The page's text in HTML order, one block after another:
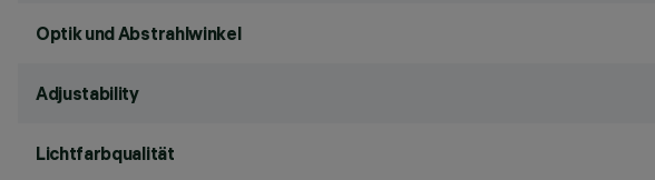
Optik und Abstrahlwinkel
Adjustability
Lichtfarbqualität